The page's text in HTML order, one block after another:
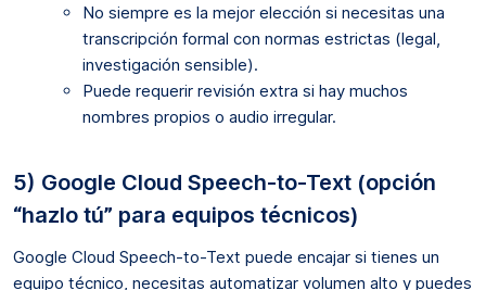
No siempre es la mejor elección si necesitas una
transcripción formal con normas estrictas (legal,
investigación sensible).
Puede requerir revisión extra si hay muchos
nombres propios o audio irregular.
5) Google Cloud Speech-to-Text (opción
“hazlo tú” para equipos técnicos)
Google Cloud Speech-to-Text puede encajar si tienes un
equipo técnico, necesitas automatizar volumen alto y puedes